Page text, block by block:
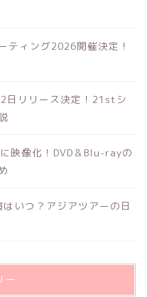
ティング2026開催決定！
日リリース決定！21stシ
映像化！DVD＆Blu-rayの
はいつ？アジアツアーの日
ー